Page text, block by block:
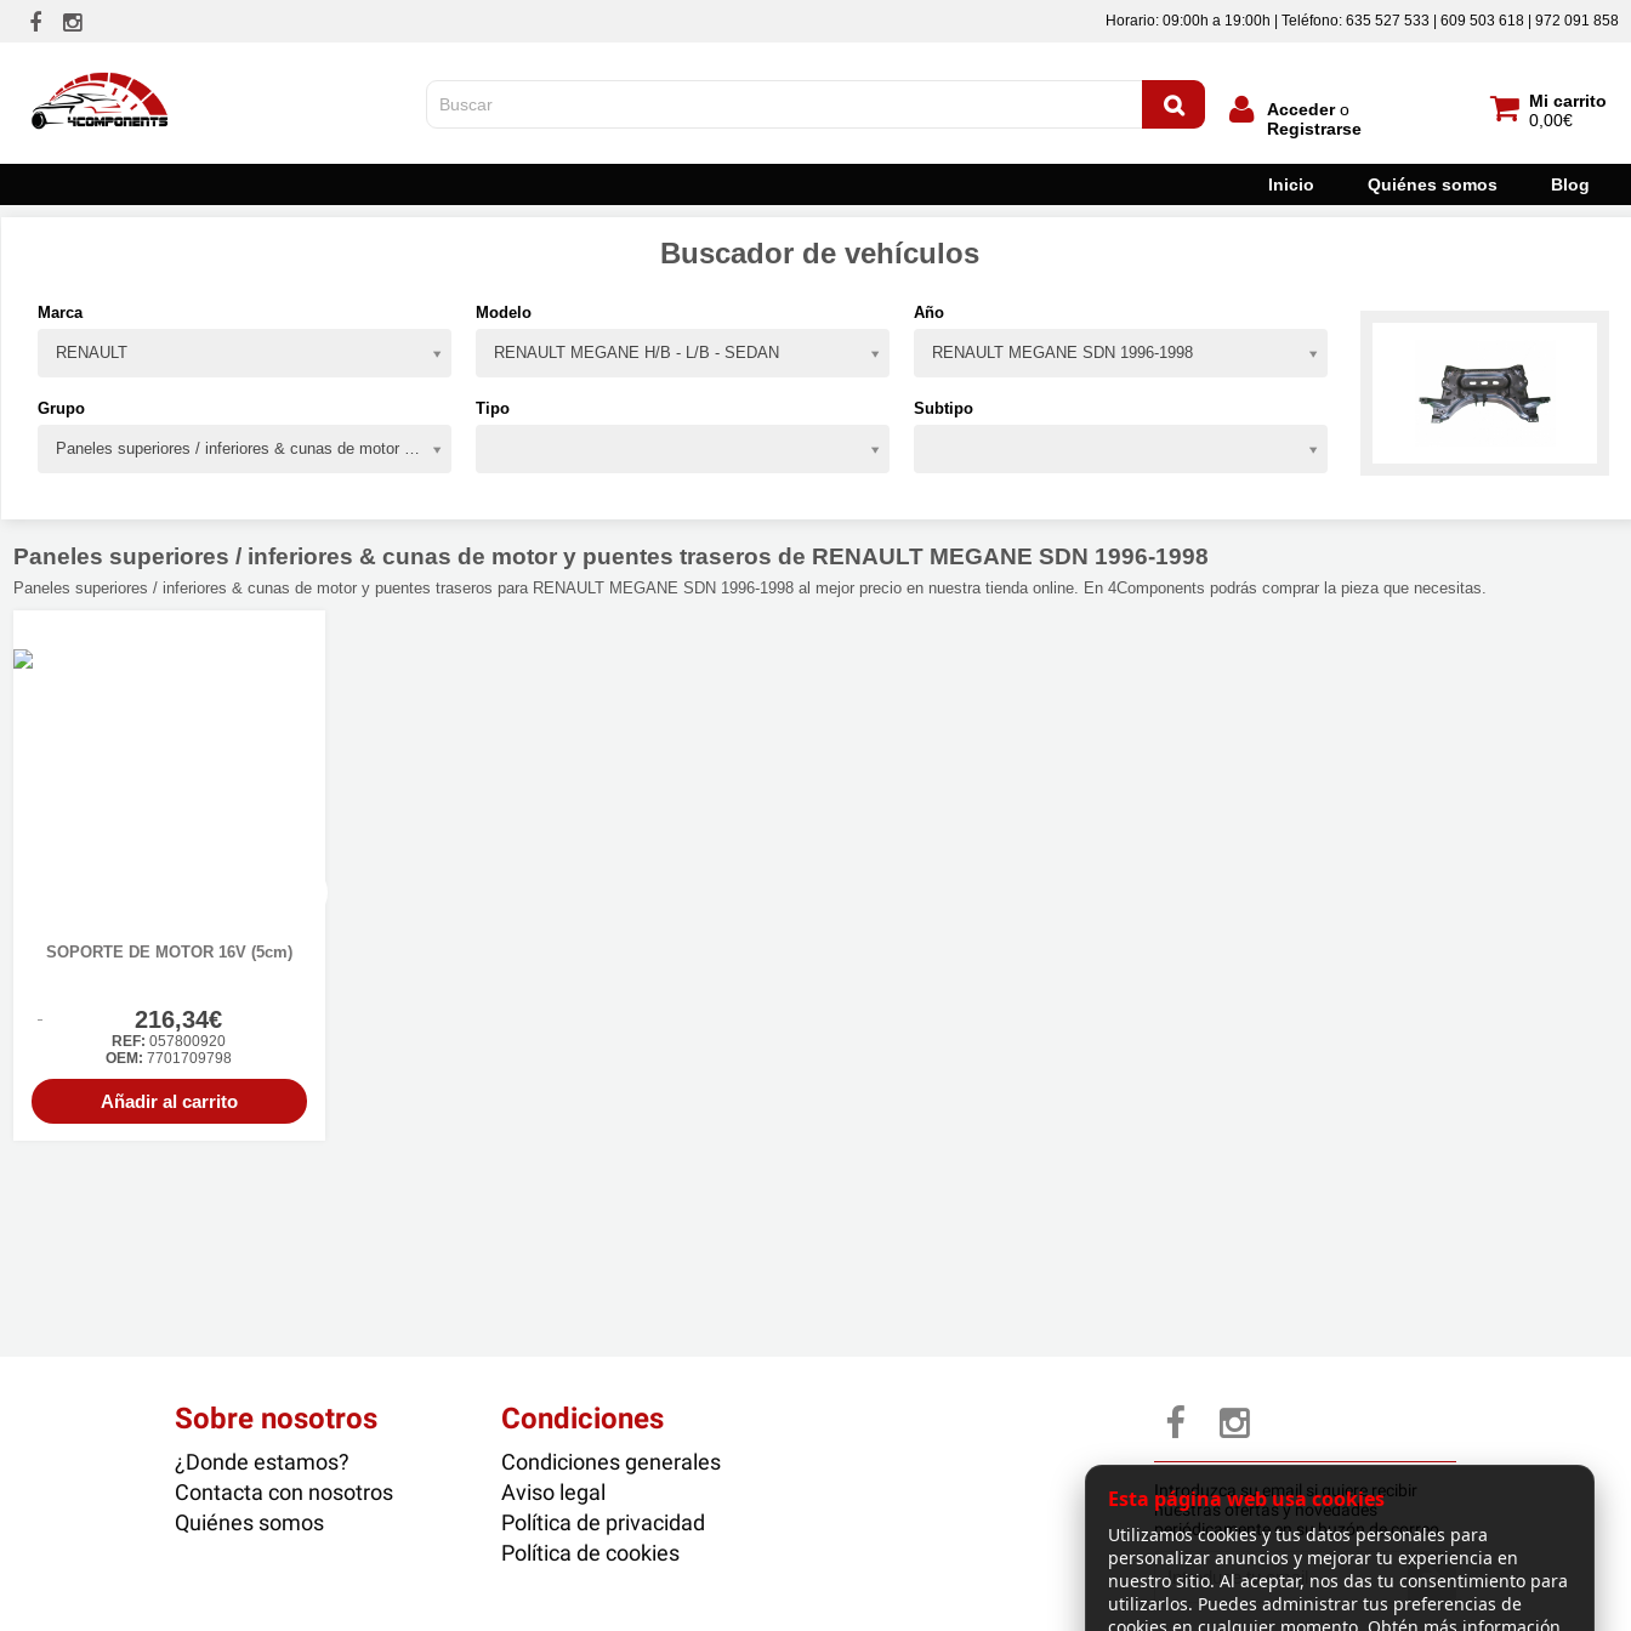
Horario: 09:00h a 19:00h | Teléfono: 635 527 533 | 609 503 618 | 972 091 858
Mi carrito
0,00€
Accedero
Registrarse
Inicio Quiénes somos Blog
Buscador de vehículos
Marca
RENAULT
Modelo
RENAULT MEGANE H/B - L/B - SEDAN
Año
RENAULT MEGANE SDN 1996-1998
Grupo
Paneles superiores / inferiores & cunas de motor y puentes traseros
Tipo Subtipo
Paneles superiores / inferiores & cunas de motor y puentes traseros de RENAULT MEGANE SDN 1996-1998
Paneles superiores / inferiores & cunas de motor y puentes traseros para RENAULT MEGANE SDN 1996-1998 al mejor precio en nuestra tienda online. En 4Components podrás comprar la pieza que necesitas.
SOPORTE DE MOTOR 16V (5cm)
216,34€
REF: 057800920
OEM: 7701709798
Añadir al carrito
Sobre nosotros
¿Donde estamos?
Contacta con nosotros
Quiénes somos
Condiciones
Condiciones generales
Aviso legal
Política de privacidad
Política de cookies
Introduzca su email si quiere recibir
nuestras ofertas y novedades
periódicamente en su buzón de correo.
Esta página web usa cookies
Utilizamos cookies y tus datos personales para
personalizar anuncios y mejorar tu experiencia en
nuestro sitio. Al aceptar, nos das tu consentimiento para
utilizarlos. Puedes administrar tus preferencias de